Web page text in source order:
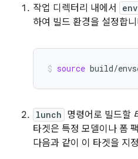
작업 디렉터리 내에서
하여 빌드 환경을 설정합
source build/
lunch 명령어로 빌드할
타겟은 특정 모델이나 폼
다음과 같이 이 타겟을 지